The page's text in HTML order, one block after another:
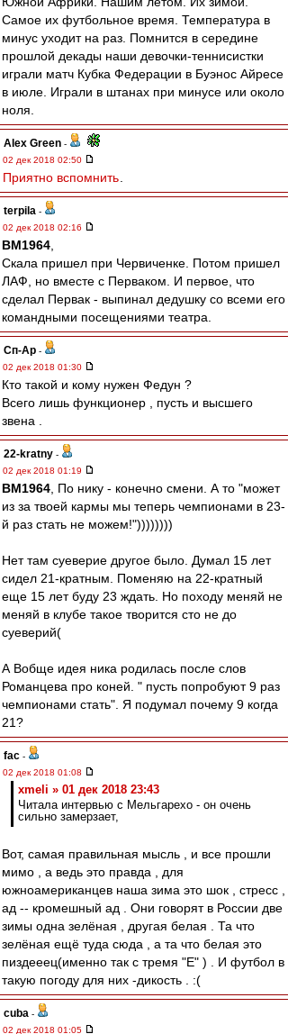
Самое их футбольное время. Температура в
минус уходит на раз. Помнится в середине
прошлой декады наши девочки-теннисистки
играли матч Кубка Федерации в Буэнос Айресе
в июле. Играли в штанах при минусе или около
ноля.
Alex Green -
02 дек 2018 02:50
Приятно вспомнить
terpila -
02 дек 2018 02:16
BM1964
Скала пришел при Червиченке. Потом пришел
ЛАФ, но вместе с Перваком. И первое, что
сделал Первак - выпинал дедушку со всеми его
командными посещениями театра.
Сп-Ар -
02 дек 2018 01:30
Кто такой и кому нужен Федун ?
Всего лишь функционер , пусть и высшего
звена .
22-kratny -
02 дек 2018 01:19
BM1964 , По нику - конечно смени. А то "может
из за твоей кармы мы теперь чемпионами в 23-
й раз стать не можем!"))))))))
Нет там суеверие другое было. Думал 15 лет
сидел 21-кратным. Поменяю на 22-кратный
еще 15 лет буду 23 ждать. Но походу меняй не
меняй в клубе такое творится сто не до
суеверий(
А Вобще идея ника родилась после слов
Романцева про коней. " пусть попробуют 9 раз
чемпионами стать". Я подумал почему 9 когда
21?
fac -
02 дек 2018 01:08
xmeli » 01 дек 2018 23:43
Читала интервью с Мельгарехо - он очень
сильно замерзает,
Вот, самая правильная мысль , и все прошли
мимо , а ведь это правда , для
южноамериканцев наша зима это шок , стресс ,
ад -- кромешный ад . Они говорят в России две
зимы одна зелёная , другая белая . Та что
зелёная ещё туда сюда , а та что белая это
пиздееец(именно так с тремя "Е" ) . И футбол в
такую погоду для них -дикость . :(
cuba -
02 дек 2018 01:05